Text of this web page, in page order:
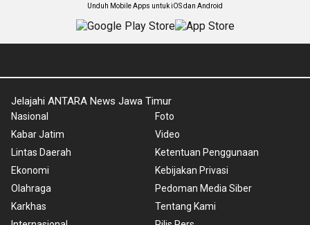
Unduh Mobile Apps untuk iOS dan Android
Jelajahi ANTARA News Jawa Timur
Nasional
Kabar Jatim
Lintas Daerah
Ekonomi
Olahraga
Karkhas
Foto
Video
Ketentuan Penggunaan
Kebijakan Privasi
Pedoman Media Siber
Tentang Kami